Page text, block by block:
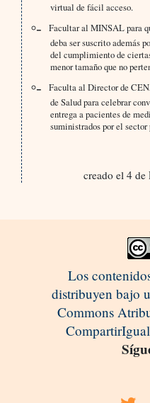
virtual de fácil acceso.
Facultar al MINSAL para
deba ser suscrito además
del cumplimiento de
menor tamaño que no
Faculta al Director de
de Salud para celebrar
entrega a pacientes de
suministrados por el
creado el 4
Los
distribuyen bajo
Commons